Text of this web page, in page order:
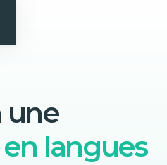
une
langues